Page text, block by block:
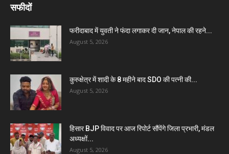
सफीदों
फरीदाबाद में युवती ने फंदा लगाकर दी जान, नेपाल की रहने...
August 5, 2026
कुरुक्षेत्र में शादी के 8 महीने बाद SDO की पत्नी की...
August 5, 2026
हिसार BJP विवाद पर आज रिपोर्ट सौंपेंगे जिला प्रभारी, मंडल
अध्यक्षों...
August 5, 2026